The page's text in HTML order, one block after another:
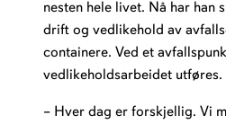
nesten hele livet. Nå har han
drift og vedlikehold av
containere. Ved et
vedlikeholdsarbeidet utføres.
– Hver dag er forskjellig. Vi